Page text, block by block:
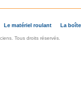
Le matériel roulant La
Tous droits réservés.